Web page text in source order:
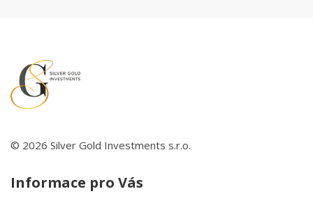
© 2026 Silver Gold Investments s.r.o.
Informace pro Vás